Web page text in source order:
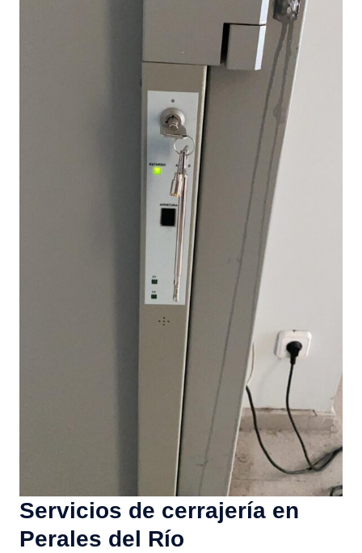
Servicios de cerrajería en
Perales del Río